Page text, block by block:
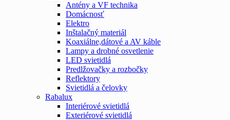
Antény a VF technika
Domácnosť
Elektro
Inštalačný materiál
Koaxiálne,dátové a AV káble
Lampy a drobné osvetlenie
LED svietidlá
Predlžovačky a rozbočky
Reflektory
Svietidlá a čelovky
Rabalux
Interiérové svietidlá
Exteriérové svietidlá